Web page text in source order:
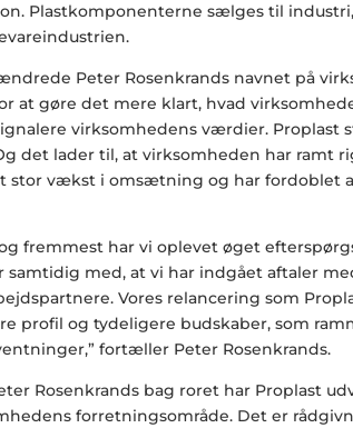
Plastkomponenterne sælges til
Peter Rosenkrands navnet på
at gøre det mere klart, hvad
virksomhedens værdier. Proplast
det lader til, at virksomheden har ramt
stor vækst i omsætning og har fordoblet
fremmest har vi oplevet øget
samtidig med, at vi har indgået aftaler
Vores relancering som
profil og tydeligere budskaber, som
fortæller Peter Rosenkrands.
Rosenkrands bag roret har Proplast
forretningsområde. Det er